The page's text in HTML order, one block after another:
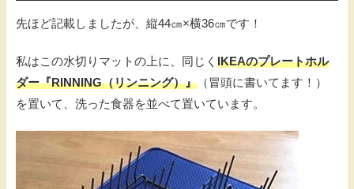
先ほど記載しましたが、縦44㎝×横36㎝です！
私はこの水切りマットの上に、同じく IKEAのプレートホル
ダー『RINNING（リンニング）』 （冒頭に書いてます！）
を置いて、洗った食器を並べて置いています。